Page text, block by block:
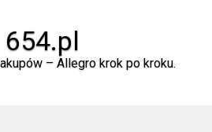
654.pl
– Allegro krok po kroku.